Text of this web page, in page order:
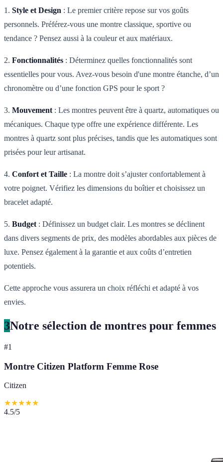
1. Style et Design : Le premier critère repose sur vos goûts
personnels. Préférez-vous une montre classique, sportive ou
tendance ? Pensez aussi à la couleur et aux matériaux.
2. Fonctionnalités : Déterminez quelles fonctionnalités sont
essentielles pour vous. Avez-vous besoin d'une montre étanche, d’un
chronomètre ou d’une fonction GPS pour le sport ?
3. Mouvement : Les montres peuvent être à quartz, automatiques ou
mécaniques. Chaque type offre une expérience différente. Les
montres à quartz sont plus précises, tandis que les automatiques sont
prisées pour leur artisanat.
4. Confort et Taille : La montre doit s’ajuster confortablement à
votre poignet. Vérifiez les dimensions du boîtier et choisissez un
bracelet adapté.
5. Budget : Définissez un budget clair. Les montres se déclinent
dans divers segments de prix, des modèles abordables aux pièces de
luxe. Pensez également à la garantie et aux coûts d’entretien
potentiels.
Cette approche vous assurera un choix réfléchi et adapté à vos
envies.
3Notre sélection de montres pour femmes
#1
Montre Citizen Platform Femme Rose
Citizen
★★★★★
4.5/5